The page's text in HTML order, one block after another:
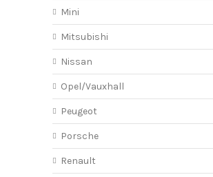
Mini
Mitsubishi
Nissan
Opel/Vauxhall
Peugeot
Porsche
Renault